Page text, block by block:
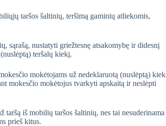
taršos šaltinių, teršimą gaminių atliekomis,
sąrašą, nustatyti griežtesnę atsakomybę ir didesnį
teršalų kiekį.
mokėtojams už nedeklaruotą (nuslėptą)
mokesčio mokėtojus tvarkyti apskaitą ir neslėpti
iš mobilių taršos šaltinių, nes tai nesuderinama
prieš kitus.